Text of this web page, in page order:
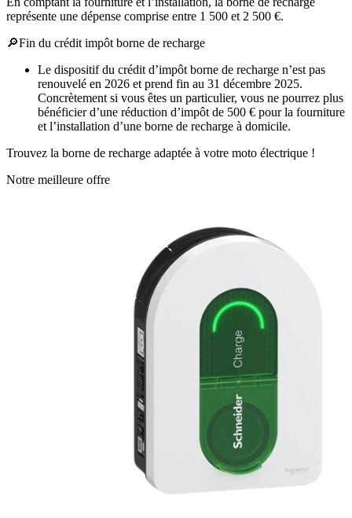
représente une dépense comprise entre 1 500 et 2 500 €.
🔎Fin du crédit impôt borne de recharge
Le dispositif du crédit d’impôt borne de recharge n’est pas
renouvelé en 2026 et prend fin au 31 décembre 2025.
Concrètement si vous êtes un particulier, vous ne pourrez plus
bénéficier d’une réduction d’impôt de 500 € pour la fourniture
et l’installation d’une borne de recharge à domicile.
Trouvez la borne de recharge adaptée à votre moto électrique !
Notre meilleure offre